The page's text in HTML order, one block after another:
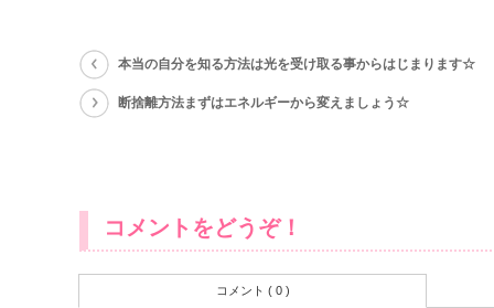
本当の自分を知る方法は光を受け取る事からはじまります☆
断捨離方法まずはエネルギーから変えましょう☆
コメントをどうぞ！
コメント ( 0 )